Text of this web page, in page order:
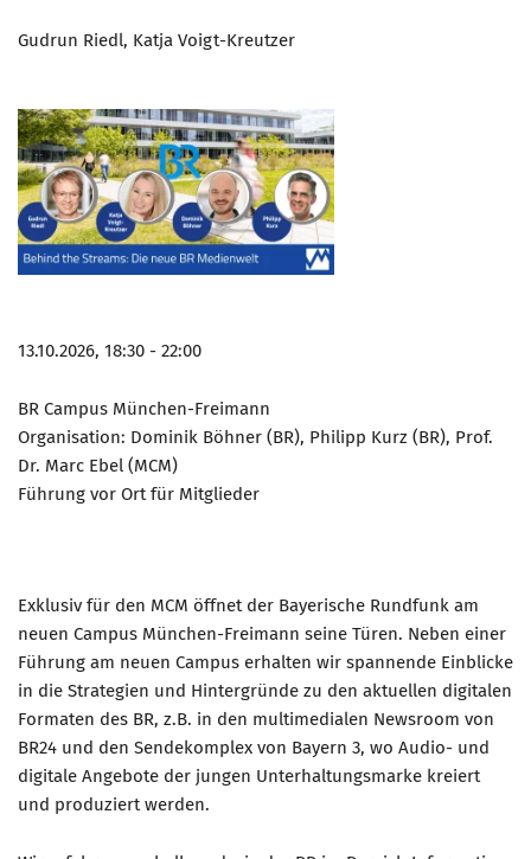
Gudrun Riedl, Katja Voigt-Kreutzer
13.10.2026, 18:30 - 22:00
BR Campus München-Freimann
Organisation: Dominik Böhner (BR), Philipp Kurz (BR), Prof.
Dr. Marc Ebel (MCM)
Führung vor Ort für Mitglieder
Exklusiv für den MCM öffnet der Bayerische Rundfunk am
neuen Campus München-Freimann seine Türen. Neben einer
Führung am neuen Campus erhalten wir spannende Einblicke
in die Strategien und Hintergründe zu den aktuellen digitalen
Formaten des BR, z.B. in den multimedialen Newsroom von
BR24 und den Sendekomplex von Bayern 3, wo Audio- und
digitale Angebote der jungen Unterhaltungsmarke kreiert
und produziert werden.